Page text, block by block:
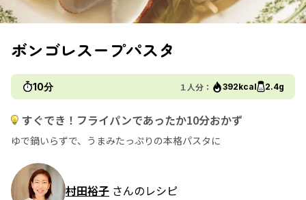
ボンゴレスープパスタ
10分 １人分： 392kcal 2.4g
すぐでき！フライパンであったか10分おかず
ゆで鍋いらずで、うまみたっぷりの本格パスタに
村田裕子 さんのレシピ